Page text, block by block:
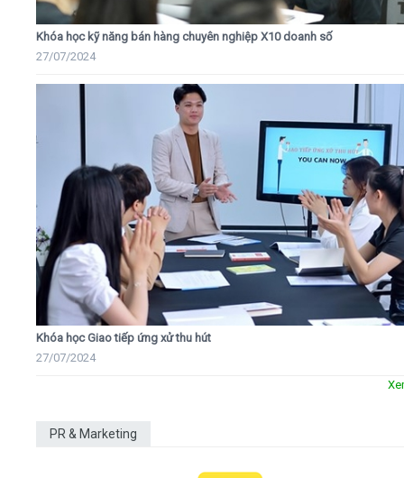
Khóa học kỹ năng bán hàng chuyên nghiệp X10 doanh số
27/07/2024
Khóa học Giao tiếp ứng xử thu hút
27/07/2024
PR & Marketing